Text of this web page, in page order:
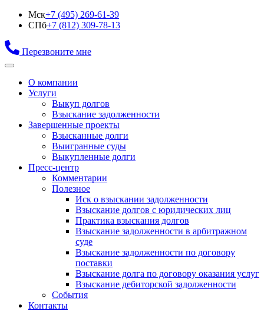
Мск+7 (495) 269-61-39
СПб+7 (812) 309-78-13
Перезвоните мне
О компании
Услуги
Выкуп долгов
Взыскание задолженности
Завершенные проекты
Взысканные долги
Выигранные суды
Выкупленные долги
Пресс-центр
Комментарии
Полезное
Иск о взыскании задолженности
Взыскание долгов с юридических лиц
Практика взыскания долгов
Взыскание задолженности в арбитражном
суде
Взыскание задолженности по договору
поставки
Взыскание долга по договору оказания услуг
Взыскание дебиторской задолженности
События
Контакты